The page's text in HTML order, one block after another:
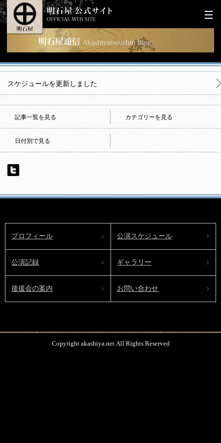
スケジュールを更新しました
記事一覧を見る カテゴリーを見る
日付別で見る
プロフィール 公演スケジュール
公演記録 ギャラリー
後援会の案内 お問い合わせ
Copyright akashiya.net All Rights Reserved